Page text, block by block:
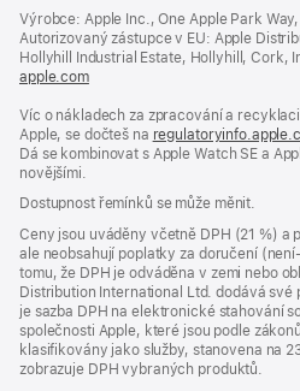
v
Výrobce: Apple Inc., One Apple Park
Autorizovaný zástupce v EU: Apple
Hollyhill Industrial Estate, Hollyhill, Cork,
apple.com(otevře
v novém
okně)
Víc o nákladech za zpracování a
Apple, se dočteš na
Dá se kombinovat s Apple Watch SE a
novějšími.
Dostupnost řemínků se může měnit.
Ceny jsou uváděny včetně DPH (21 %)
ale neobsahují poplatky za doručení
tomu, že DPH je odváděna v zemi nebo
Distribution International Ltd. dodává
je sazba DPH na elektronické stahování
společnosti Apple, které jsou podle
klasifikovány jako služby, stanovena na
zobrazuje DPH vybraných produktů.